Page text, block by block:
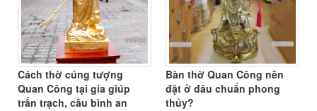
Cách thờ cúng tượng
Quan Công tại gia giúp
trấn trạch, cầu bình an
Bàn thờ Quan Công nên
đặt ở đâu chuẩn phong
thủy?